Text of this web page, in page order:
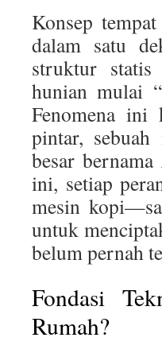
Konsep
dalam satu
struktur
hunian mulai
Fenomena
pintar,
besar bernama
ini, setiap
mesin
untuk
belum pernah
Fondasi
Rumah?